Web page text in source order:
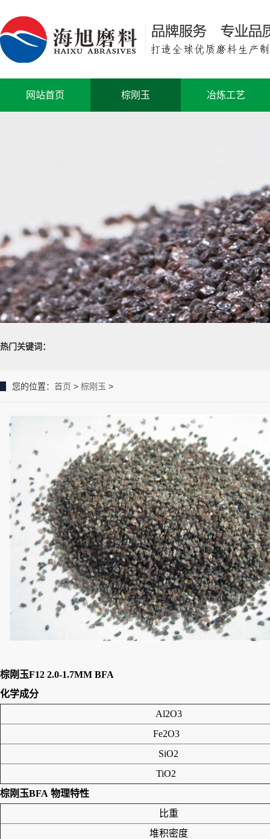
网站首页 棕刚玉 冶炼工艺
热门关键词：
您的位置： 首页 > 棕刚玉 >
棕刚玉F12 2.0-1.7MM BFA
化学成分
Al2O3
Fe2O3
SiO2
TiO2
棕刚玉BFA 物理特性
比重
堆积密度